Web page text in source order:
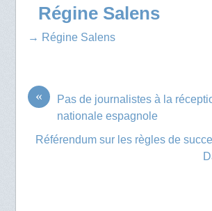
Régine Salens
→ Régine Salens
«
Pas de journalistes à la
nationale espagnole
Référendum sur les règles de